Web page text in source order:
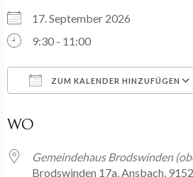
17. September 2026
9:30 - 11:00
ZUM KALENDER HINZUFÜGEN
WO
Gemeindehaus Brodswinden
Brodswinden 17a, Ansbach,